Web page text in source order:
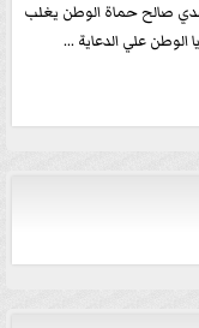
صالح حماة الوطن يغلب
الوطن علي الدعاية ...